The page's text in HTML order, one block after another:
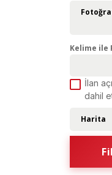
Kelime ile
İlan
dahil
Harita